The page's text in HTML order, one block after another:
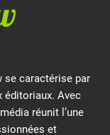
se caractérise par
éditoriaux. Avec
réunit l’une
et